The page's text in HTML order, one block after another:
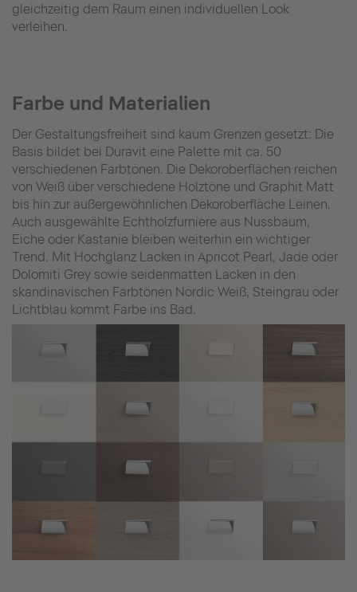
gleichzeitig dem Raum einen individuellen Look
verleihen.
Farbe und Materialien
Der Gestaltungsfreiheit sind kaum Grenzen gesetzt: Die
Basis bildet bei Duravit eine Palette mit ca. 50
verschiedenen Farbtönen. Die Dekoroberflächen reichen
von Weiß über verschiedene Holztöne und Graphit Matt
bis hin zur außergewöhnlichen Dekoroberfläche Leinen.
Auch ausgewählte Echtholzfurniere aus Nussbaum,
Eiche oder Kastanie bleiben weiterhin ein wichtiger
Trend. Mit Hochglanz Lacken in Apricot Pearl, Jade oder
Dolomiti Grey sowie seidenmatten Lacken in den
skandinavischen Farbtönen Nordic Weiß, Steingrau oder
Lichtblau kommt Farbe ins Bad.